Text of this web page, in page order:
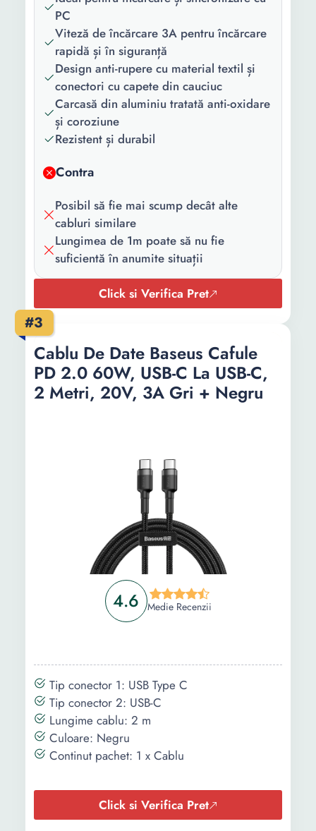
PC
Viteză de încărcare 3A pentru încărcare
rapidă și în siguranță
Design anti-rupere cu material textil și
conectori cu capete din cauciuc
Carcasă din aluminiu tratată anti-oxidare
și coroziune
Rezistent și durabil
Contra
Posibil să fie mai scump decât alte
cabluri similare
Lungimea de 1m poate să nu fie
suficientă în anumite situații
Click si Verifica Pret
#3
4.6 Medie Recenzii
Cablu De Date Baseus Cafule
PD 2.0 60W, USB-C La USB-C,
2 Metri, 20V, 3A Gri + Negru
Tip conector 1: USB Type C
Tip conector 2: USB-C
Lungime cablu: 2 m
Culoare: Negru
Continut pachet: 1 x Cablu
Click si Verifica Pret